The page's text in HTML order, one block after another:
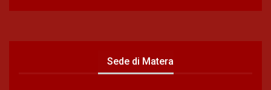
Sede di Matera